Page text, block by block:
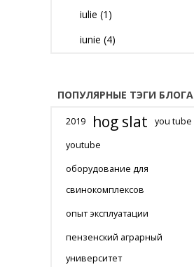
iulie (1)
iunie (4)
ПОПУЛЯРНЫЕ ТЭГИ БЛОГА
2019 hog slat
you tube
youtube
оборудование для
свинокомплексов
опыт эксплуатации
пензенский аграрный
университет